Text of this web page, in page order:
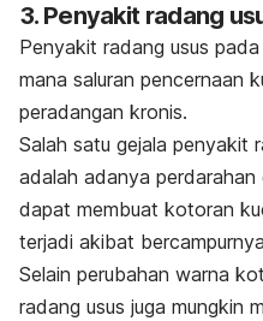
3. Penyakit radang
Penyakit radang usus
mana saluran pencernaan
peradangan kronis.
Salah satu gejala penyakit
adalah adanya
dapat membuat kotoran
terjadi akibat
Selain perubahan warna
radang usus juga mungkin